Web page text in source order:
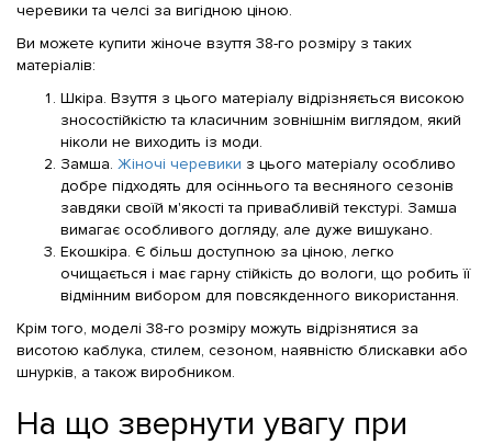
черевики та челсі за вигідною ціною.
Ви можете купити жіноче взуття 38-го розміру з таких
матеріалів:
Шкіра. Взуття з цього матеріалу відрізняється високою
зносостійкістю та класичним зовнішнім виглядом, який
ніколи не виходить із моди.
Замша. Жіночі черевики з цього матеріалу особливо
добре підходять для осіннього та весняного сезонів
завдяки своїй м'якості та привабливій текстурі. Замша
вимагає особливого догляду, але дуже вишукано.
Екошкіра. Є більш доступною за ціною, легко
очищається і має гарну стійкість до вологи, що робить її
відмінним вибором для повсякденного використання.
Крім того, моделі 38-го розміру можуть відрізнятися за
висотою каблука, стилем, сезоном, наявністю блискавки або
шнурків, а також виробником.
На що звернути увагу при